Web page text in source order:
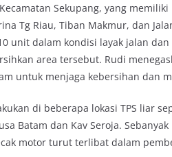
Sekupang, yang
Tg Riau, Tiban Makmur, dan
unit dalam kondisi layak jalan
area tersebut. Rudi
untuk menjaga kebersihan dan
di beberapa lokasi TPS liar
Batam dan Kav Seroja.
motor turut terlibat dalam